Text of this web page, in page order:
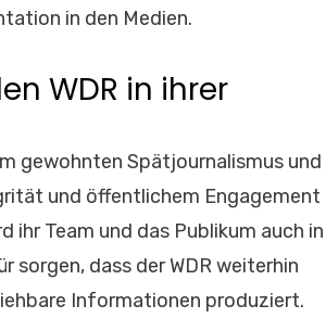
in den Medien.
WDR in ihrer
gewohnten Spätjournalismus und
und öffentlichem Engagement
ihr Team und das Publikum auch in
sorgen, dass der WDR weiterhin
Informationen produziert.